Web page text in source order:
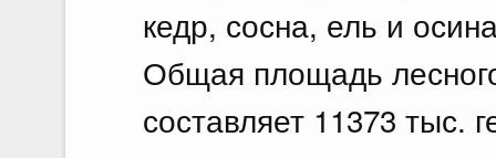
кедр, сосна, ель и
Общая площадь
составляет 11373 тыс.